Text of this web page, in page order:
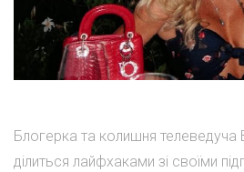
Блогерка та колишня телеведуча
ділиться лайфхаками зі своїми